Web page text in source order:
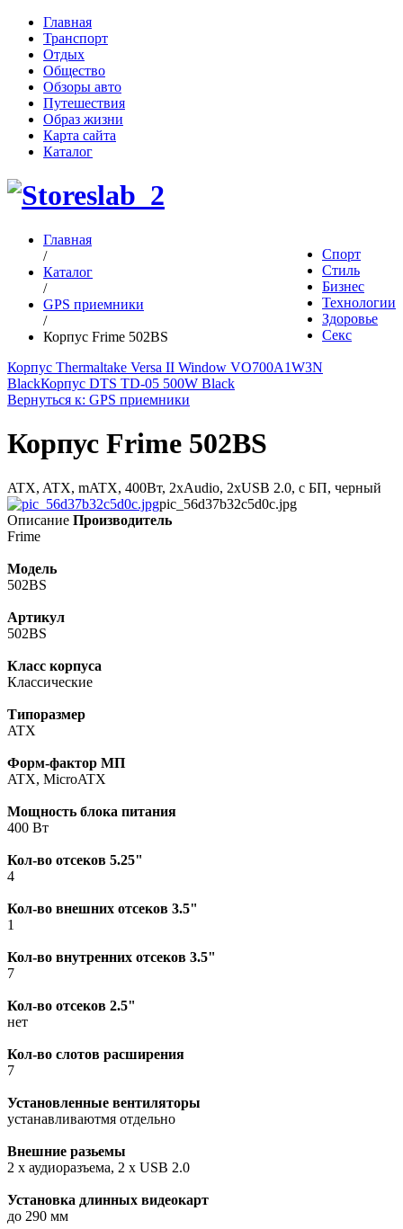
Главная
Транспорт
Отдых
Общество
Обзоры авто
Путешествия
Образ жизни
Карта сайта
Каталог
Спорт
Стиль
Бизнес
Технологии
Здоровье
Секс
Главная
/
Каталог
/
GPS приемники
/
Корпус Frime 502BS
Корпус Thermaltake Versa II Window VO700A1W3N
BlackКорпус DTS TD-05 500W Black
Вернуться к: GPS приемники
Корпус Frime 502BS
ATX, ATX, mATX, 400Вт, 2xAudio, 2xUSB 2.0, с БП, черный
pic_56d37b32c5d0c.jpg
Описание Производитель
Frime
Модель
502BS
Артикул
502BS
Класс корпуса
Классические
Типоразмер
ATX
Форм-фактор МП
ATX, MicroATX
Мощность блока питания
400 Вт
Кол-во отсеков 5.25"
4
Кол-во внешних отсеков 3.5"
1
Кол-во внутренних отсеков 3.5"
7
Кол-во отсеков 2.5"
нет
Кол-во слотов расширения
7
Установленные вентиляторы
устанавливаютмя отдельно
Внешние разьемы
2 x аудиоразъема, 2 x USB 2.0
Установка длинных видеокарт
до 290 мм